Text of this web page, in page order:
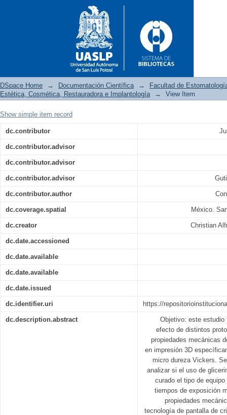
Evaluación de protocolos
restauraciones definitivas
DSpace Home → Documentación Científica →
Facultad de
Estética, Cosmética, Restauradora e Implantología
→ View Item
Show simple item record
dc.contributor
dc.contributor.advisor
dc.contributor.advisor
dc.contributor.advisor
dc.contributor.author
dc.coverage.spatial México.
dc.creator Christian
dc.date.accessioned
dc.date.available
dc.date.available
dc.date.issued
dc.identifier.uri https://
dc.description.abstract
Objetivo: este estudio
efecto de distintos
propiedades mecánicas
en impresión 3D
micro dureza Vickers.
analizar si el uso de
curado el tipo de
tiempos de exposición
propiedades
tecnología de pantalla de